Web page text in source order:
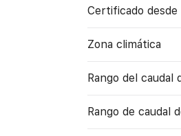
Certificado desde
Zona climática
Rango del caudal
Rango de caudal